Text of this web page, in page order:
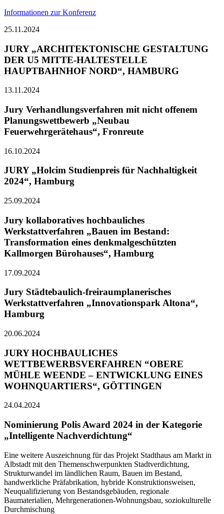
Informationen zur Konferenz
25.11.2024
JURY „ARCHITEKTONISCHE GESTALTUNG
DER U5 MITTE-HALTESTELLE
HAUPTBAHNHOF NORD“, HAMBURG
13.11.2024
Jury Verhandlungsverfahren mit nicht offenem
Planungswettbewerb „Neubau
Feuerwehrgerätehaus“, Fronreute
16.10.2024
JURY „Holcim Studienpreis für Nachhaltigkeit
2024“, Hamburg
25.09.2024
Jury kollaboratives hochbauliches
Werkstattverfahren „Bauen im Bestand:
Transformation eines denkmalgeschützten
Kallmorgen Bürohauses“, Hamburg
17.09.2024
Jury Städtebaulich-freiraumplanerisches
Werkstattverfahren „Innovationspark Altona“,
Hamburg
20.06.2024
JURY HOCHBAULICHES
WETTBEWERBSVERFAHREN “OBERE
MÜHLE WEENDE – ENTWICKLUNG EINES
WOHNQUARTIERS“, GÖTTINGEN
24.04.2024
Nominierung Polis Award 2024 in der Kategorie
„Intelligente Nachverdichtung“
Eine weitere Auszeichnung für das Projekt Stadthaus am Markt in
Albstadt mit den Themenschwerpunkten Stadtverdichtung,
Strukturwandel im ländlichen Raum, Bauen im Bestand,
handwerkliche Präfabrikation, hybride Konstruktionsweisen,
Neuqualifizierung von Bestandsgebäuden, regionale
Baumaterialien, Mehrgenerationen-Wohnungsbau, soziokulturelle
Durchmischung